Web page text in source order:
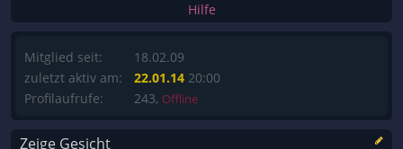
Hilfe
Mitglied seit:
zuletzt aktiv am:
Profilaufrufe:
18.02.09
22.01.14 20:00
243, Offline
Zeige Gesicht